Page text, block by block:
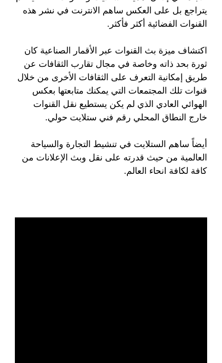
يتراجع بل على العكس ساهم الانترنت في نشر هذه
القنوات الفضائية أكثر فأكثر.
اكتشاف ميزة بث القنوات عبر الأقمار الصناعية كان
ثورة بحد ذاته وخاصة في مجال تقارب الثقافات عن
طريق إمكانية التعرف على الثقافات الأخرى من خلال
قنوات تلك المجتمعات التي يمكنك متابعتها بعكس
الهوائي العادي الذي لم يكن يستطيع نقل القنوات
خارج النطاق المحلي رقم فني ستلايت حولي.
أيضاً ساهم الستلايت في تنشيط التجارة والسياحة
العالمية من حيث قدرته على نقل وبث الإعلانات من
كافة لكافة انحاء العالم.